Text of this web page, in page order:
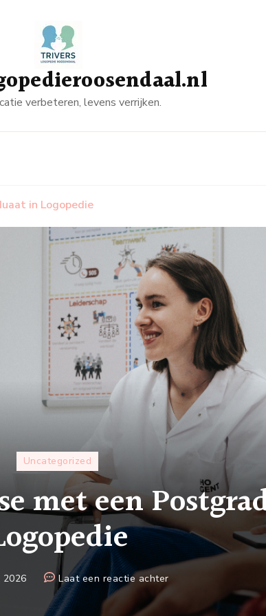
verbeteren, levens verrijken.
in Logopedie
Uncategorized
met een
Laat een reactie achterop